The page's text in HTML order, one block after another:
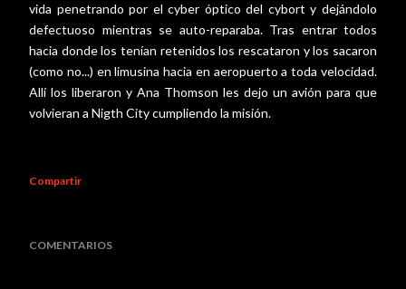
vida penetrando por el cyber óptico del cybort y dejándolo
defectuoso mientras se auto-reparaba. Tras entrar todos
hacia donde los tenían retenidos los rescataron y los sacaron
(como no...) en limusina hacia en aeropuerto a toda velocidad.
Allí los liberaron y Ana Thomson les dejo un avión para que
volvieran a Nigth City cumpliendo la misión.
Compartir
COMENTARIOS